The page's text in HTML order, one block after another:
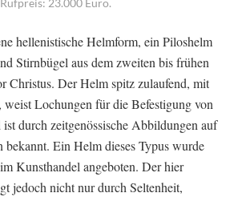
23.000 Euro.
hellenistische Helmform, ein Piloshelm
Stirnbügel aus dem zweiten bis frühen
Christus. Der Helm spitz zulaufend, mit
Lochungen für die Befestigung von
durch zeitgenössische Abbildungen auf
Ein Helm dieses Typus wurde
Kunsthandel angeboten. Der hier
jedoch nicht nur durch Seltenheit,